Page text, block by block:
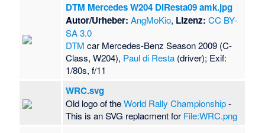
DTM Mercedes W204 DiResta09 amk.jpg
Autor/Urheber: AngMoKio, Lizenz: CC BY-
SA 3.0
DTM car Mercedes-Benz Season 2009 (C-
Class, W204), Paul di Resta (driver); Exif:
1/80s, f/11
WRC.svg
Old logo of theWorld Rally Championship-
This is an SVG replacment for File:WRC.png